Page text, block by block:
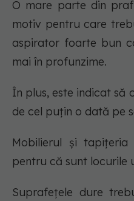
O mare parte din
motiv pentru care
aspirator foarte bun
mai în profunzime.
În plus, este indicat să
de cel puțin o dată pe
Mobilierul și
pentru că sunt locurile
Suprafețele dure